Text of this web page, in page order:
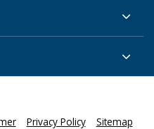
Privacy Policy Sitemap